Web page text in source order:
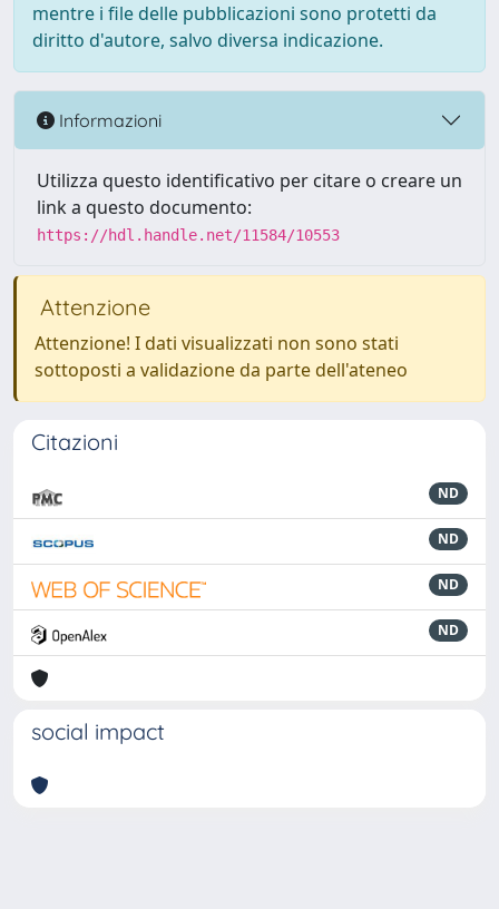
mentre i file delle pubblicazioni sono protetti da
diritto d'autore, salvo diversa indicazione.
Informazioni
Utilizza questo identificativo per citare o creare un
link a questo documento:
https://hdl.handle.net/11584/10553
Attenzione
Attenzione! I dati visualizzati non sono stati
sottoposti a validazione da parte dell'ateneo
Citazioni
ND
ND
ND
ND
social impact